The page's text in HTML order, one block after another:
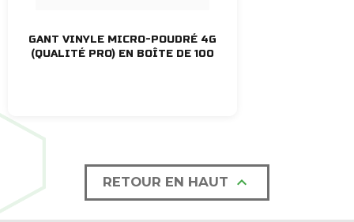
GANT VINYLE MICRO-POUDRÉ 4G
(QUALITÉ PRO) EN BOÎTE DE 100
RETOUR EN HAUT 